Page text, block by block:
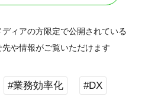
ィアの方限定で公開されている
先や情報がご覧いただけます
#業務効率化 #DX